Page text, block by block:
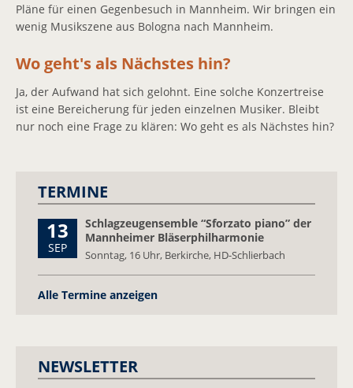
Pläne für einen Gegenbesuch in Mannheim. Wir bringen ein
wenig Musikszene aus Bologna nach Mannheim.
Wo geht's als Nächstes hin?
Ja, der Aufwand hat sich gelohnt. Eine solche Konzertreise
ist eine Bereicherung für jeden einzelnen Musiker. Bleibt
nur noch eine Frage zu klären: Wo geht es als Nächstes hin?
TERMINE
13
SEP
Schlagzeugensemble “Sforzato piano” der
Mannheimer Bläserphilharmonie
Sonntag, 16 Uhr, Berkirche, HD-Schlierbach
Alle Termine anzeigen
NEWSLETTER